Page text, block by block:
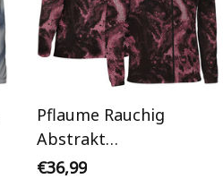
Pflaume Rauchig
Abstrakt
Personalisiertes
€36,99